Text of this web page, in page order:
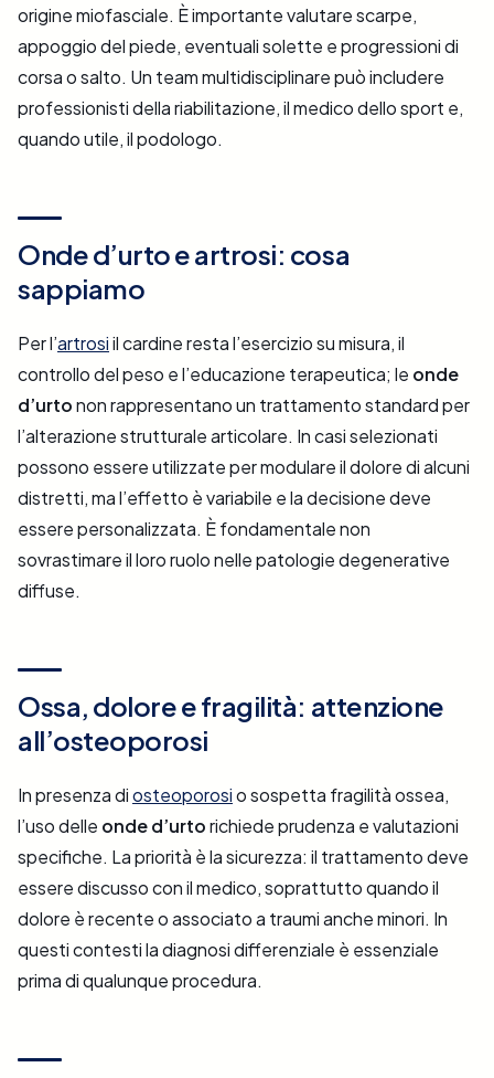
origine miofasciale. È importante valutare scarpe,
appoggio del piede, eventuali solette e progressioni di
corsa o salto. Un team multidisciplinare può includere
professionisti della riabilitazione, il medico dello sport e,
quando utile, il podologo.
Onde d’urto e artrosi: cosa
sappiamo
Per l’artrosiil cardine resta l’esercizio su misura, il
controllo del peso e l’educazione terapeutica; le onde
d’urtonon rappresentano un trattamento standard per
l’alterazione strutturale articolare. In casi selezionati
possono essere utilizzate per modulare il dolore di alcuni
distretti, ma l’effetto è variabile e la decisione deve
essere personalizzata. È fondamentale non
sovrastimare il loro ruolo nelle patologie degenerative
diffuse.
Ossa, dolore e fragilità: attenzione
all’osteoporosi
In presenza diosteoporosio sospetta fragilità ossea,
l’uso delle onde d’urtorichiede prudenza e valutazioni
specifiche. La priorità è la sicurezza: il trattamento deve
essere discusso con il medico, soprattutto quando il
dolore è recente o associato a traumi anche minori. In
questi contesti la diagnosi differenziale è essenziale
prima di qualunque procedura.